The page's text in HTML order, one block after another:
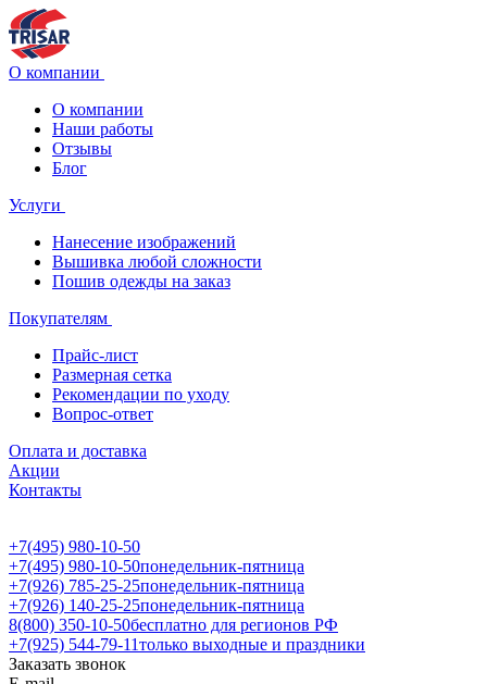
О компании
О компании
Наши работы
Отзывы
Блог
Услуги
Нанесение изображений
Вышивка любой сложности
Пошив одежды на заказ
Покупателям
Прайс-лист
Размерная сетка
Рекомендации по уходу
Вопрос-ответ
Оплата и доставка
Акции
Контакты
+7(495) 980-10-50
+7(495) 980-10-50понедельник-пятница
+7(926) 785-25-25понедельник-пятница
+7(926) 140-25-25понедельник-пятница
8(800) 350-10-50бесплатно для регионов РФ
+7(925) 544-79-11только выходные и праздники
Заказать звонок